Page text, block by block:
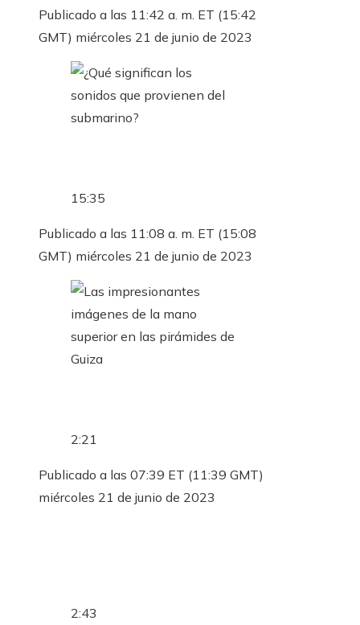
Publicado a las 11:42 a. m. ET (15:42
GMT) miércoles 21 de junio de 2023
15:35
Publicado a las 11:08 a. m. ET (15:08
GMT) miércoles 21 de junio de 2023
2:21
Publicado a las 07:39 ET (11:39 GMT)
miércoles 21 de junio de 2023
2:43